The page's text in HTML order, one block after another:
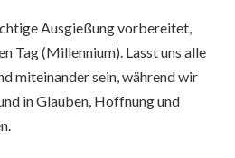
Ausgießung vorbereitet,
Tag (Millennium). Lasst uns alle
miteinander sein, während wir
in Glauben, Hoffnung und